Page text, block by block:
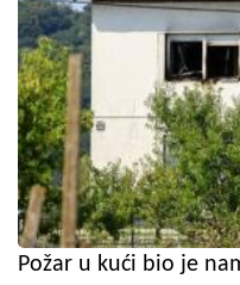
Požar u kući bio je